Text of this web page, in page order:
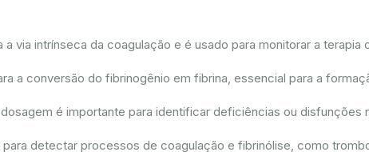
via intrínseca da coagulação e é usado para monitorar a terapia
a conversão do fibrinogênio em fibrina, essencial para a
é importante para identificar deficiências ou disfunções
detectar processos de coagulação e fibrinólise, como